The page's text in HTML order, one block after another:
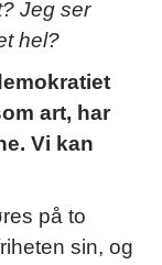
Jeg ser
hel?
art, har
Vi kan
på to
sin, og